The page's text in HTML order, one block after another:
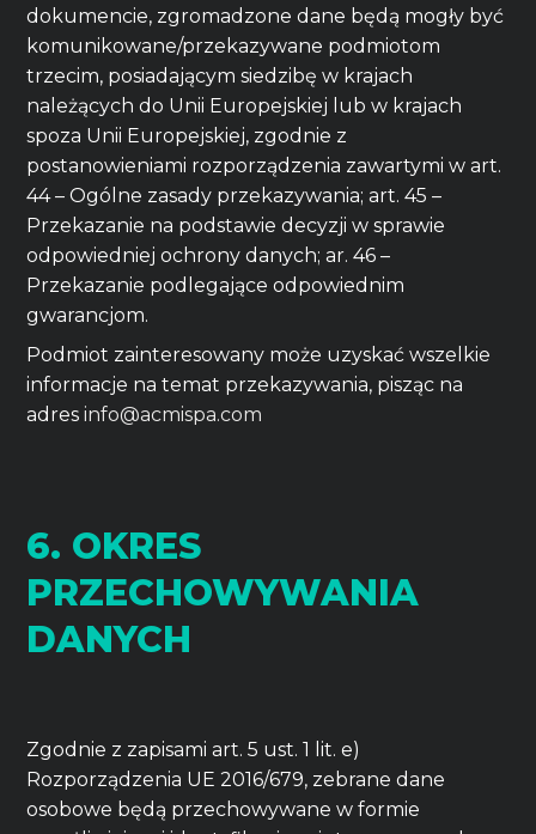
dokumencie, zgromadzone dane będą mogły być
komunikowane/przekazywane podmiotom
trzecim, posiadającym siedzibę w krajach
należących do Unii Europejskiej lub w krajach
spoza Unii Europejskiej, zgodnie z
postanowieniami rozporządzenia zawartymi w art.
44 – Ogólne zasady przekazywania; art. 45 –
Przekazanie na podstawie decyzji w sprawie
odpowiedniej ochrony danych; ar. 46 –
Przekazanie podlegające odpowiednim
gwarancjom.
Podmiot zainteresowany może uzyskać wszelkie
informacje na temat przekazywania, pisząc na
adresinfo@acmispa.com
6. OKRES
PRZECHOWYWANIA
DANYCH
Zgodnie z zapisami art. 5 ust. 1 lit. e)
Rozporządzenia UE 2016/679, zebrane dane
osobowe będą przechowywane w formie